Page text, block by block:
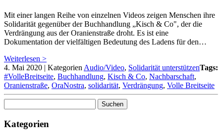
Mit einer langen Reihe von einzelnen Videos zeigen Menschen ihre
Solidarität gegenüber der Buchhandlung „Kisch & Co", der die
Verdrängung aus der Oranienstraße droht. Es ist eine
Dokumentation der vielfältigen Bedeutung des Ladens für den…
Weiterlesen >
4. Mai 2020 | Kategorien Audio/Video, Solidarität unterstützenTags:
#VolleBreitseite, Buchhandlung, Kisch & Co, Nachbarschaft,
Oranienstraße, OraNostra, solidarität, Verdrängung, Volle Breitseite
nach:
Kategorien